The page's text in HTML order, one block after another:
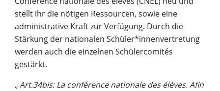
stellt ihr die nötigen Ressourcen, sowie eine
administrative Kraft zur Verfügung. Durch die
Stärkung der nationalen Schüler*innenvertretung
werden auch die einzelnen Schülercomités
gestärkt.
„ Art.34bis: La conférence nationale des élèves. Afin